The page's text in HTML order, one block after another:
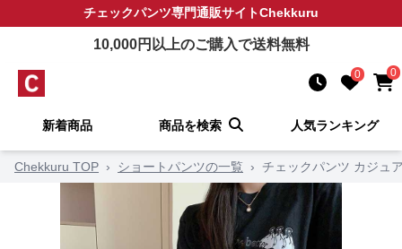
チェックパンツ専門通販サイトChekkuru
10,000円以上のご購入で送料無料
0 0
新着商品 商品を検索 人気ランキング
Chekkuru TOP › ショートパンツの一覧 › チェックパンツ カジュ